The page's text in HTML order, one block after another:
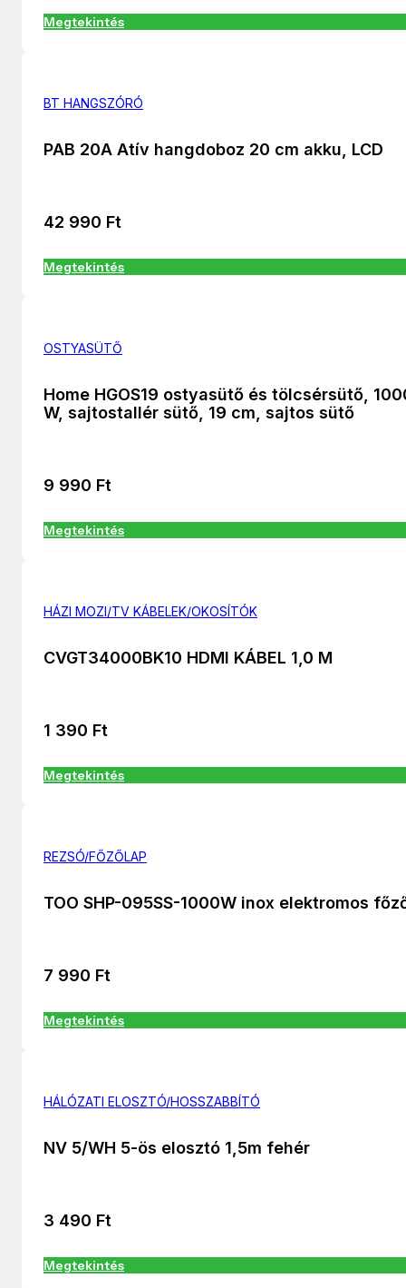
Megtekintés
BT HANGSZÓRÓ
PAB 20A Atív hangdoboz 20 cm akku, LCD
42 990 Ft
Megtekintés
OSTYASÜTŐ
Home HGOS19 ostyasütő és tölcsérsütő,
W, sajtostallér sütő, 19 cm, sajtos sütő
9 990 Ft
Megtekintés
HÁZI MOZI/TV KÁBELEK/OKOSÍTÓK
CVGT34000BK10 HDMI KÁBEL 1,0 M
1 390 Ft
Megtekintés
REZSÓ/FŐZŐLAP
TOO SHP-095SS-1000W inox elektromos
7 990 Ft
Megtekintés
HÁLÓZATI ELOSZTÓ/HOSSZABBÍTÓ
NV 5/WH 5-ös elosztó 1,5m fehér
3 490 Ft
Megtekintés